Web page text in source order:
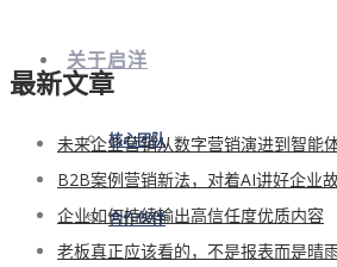
关于启洋
核心团队
合作伙伴
最新文章
未来企业营销从数字营销演进到智能
B2B案例营销新法，对着AI讲好企业
企业如何持续输出高信任度优质内容
老板真正应该看的，不是报表而是晴